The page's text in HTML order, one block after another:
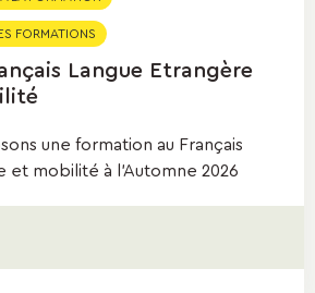
FORMATIONS
Langue Etrangère
une formation au Français
et mobilité à l'Automne 2026